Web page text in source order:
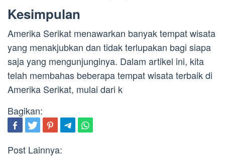
Kesimpulan
Amerika Serikat menawarkan banyak tempat wisata
yang menakjubkan dan tidak terlupakan bagi siapa
saja yang mengunjunginya. Dalam artikel ini, kita
telah membahas beberapa tempat wisata terbaik di
Amerika Serikat, mulai dari k
Bagikan:
Post Lainnya: